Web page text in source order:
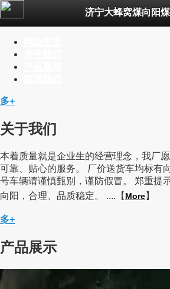
公司简介
新闻资讯
产品展示
联系我们
一键拨号
济宁大蜂窝煤向阳
多+
关于我们
本着质量就是企业生的经营理念，我厂
可靠、贴心的服务。 厂价送货车均标有
号车辆请谨慎甄别，谨防假冒。 郑重提
向阳，合理、品质稳定。 ....【 More】
多+
产品展示